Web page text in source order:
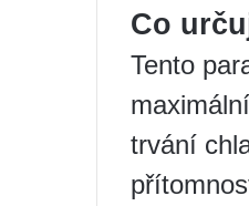
Co
Tento
trvání